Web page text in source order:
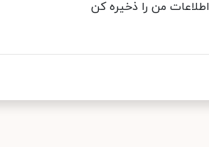
اطلاعات من را ذخیره کن